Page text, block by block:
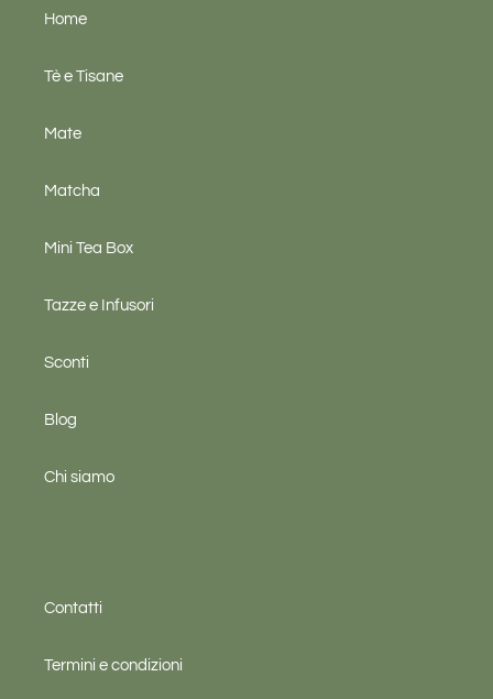
Home
Tè e Tisane
Mate
Matcha
Mini Tea Box
Tazze e Infusori
Sconti
Blog
Chi siamo
Contatti
Termini e condizioni